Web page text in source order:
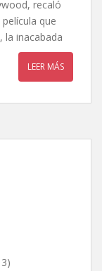
recaló
que
la inacabada
LEER MÁS